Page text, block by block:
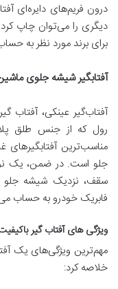
درون فریم‌های دایره‌ای
دیگری را می‌توان چاپ کرد.
برای برند مورد نظر به
آفتابگیر شیشه جلوی
آفتاب‌گیر عینکی، آفتاب
رول که از جنس طلق
مناسب‌ترین آفتابگیرهای
جلو است. در ضمن، یک
سقف، نزدیک شیشه جلو
فابریک خودرو به حساب
ویژگی های آفتاب گیر
مهم‌ترین ویژگی‌های یک
خلاصه کرد: